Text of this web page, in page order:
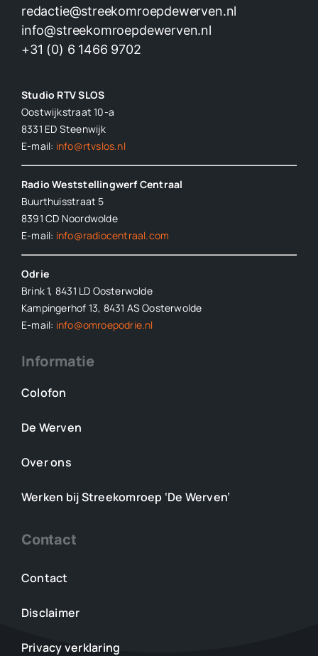
redactie@streekomroepdewerven.nl
info@streekomroepdewerven.nl
+31 (0) 6 1466 9702
Studio RTV SLOS
Oostwijkstraat 10-a
8331 ED Steenwijk
E-mail: info@rtvslos.nl
Radio Weststellingwerf Centraal
Buurthuisstraat 5
8391 CD Noordwolde
E-mail: info@radiocentraal.com
Odrie
Brink 1, 8431 LD Oosterwolde
Kampingerhof 13, 8431 AS Oosterwolde
E-mail: info@omroepodrie.nl
Informatie
Colofon
De Werven
Over ons
Werken bij Streekomroep ‘De Werven’
Contact
Contact
Disclaimer
Privacy verklaring